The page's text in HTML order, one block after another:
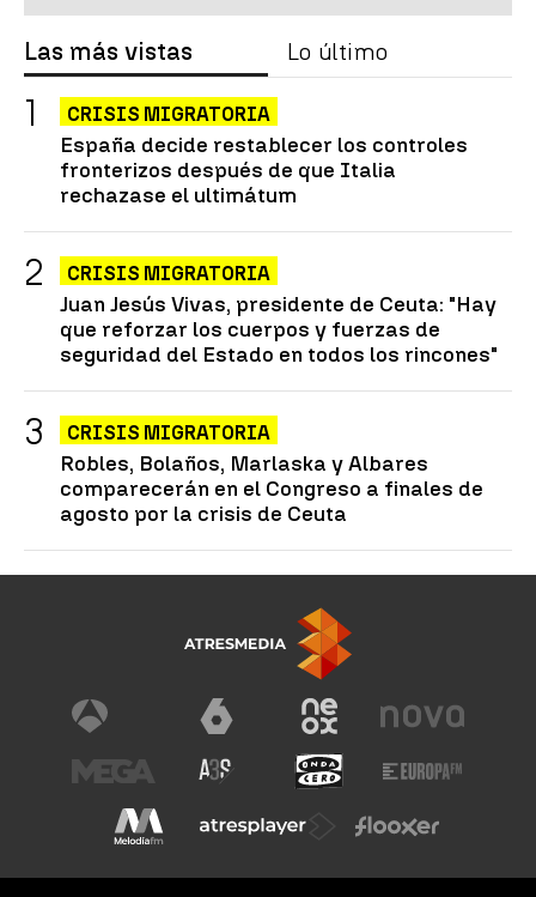
Las más vistas Lo último
CRISIS MIGRATORIA
España decide restablecer los controles
fronterizos después de que Italia
rechazase el ultimátum
CRISIS MIGRATORIA
Juan Jesús Vivas, presidente de Ceuta: "Hay
que reforzar los cuerpos y fuerzas de
seguridad del Estado en todos los rincones"
CRISIS MIGRATORIA
Robles, Bolaños, Marlaska y Albares
comparecerán en el Congreso a finales de
agosto por la crisis de Ceuta